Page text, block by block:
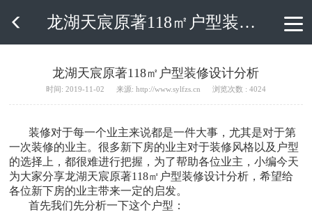
 龙湖天宸原著118㎡户型装修设计分析
龙湖天宸原著118㎡户型装修设计分析
时间: 2019-11-02 来源: http://www.sylfzs.cn 浏览次数 : 4024
装修对于每一个业主来说都是一件大事，尤其是对于第
一次装修的业主。很多新下房的业主对于装修风格以及户型
的选择上，都很难进行把握，为了帮助各位业主，小编今天
为大家分享龙湖天宸原著118㎡户型装修设计分析，希望给
各位新下房的业主带来一定的启发。
首先我们先分析一下这个户型：